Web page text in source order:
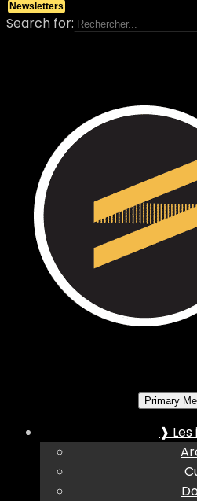
Search for:
Primary
❱ Les
Newsletters